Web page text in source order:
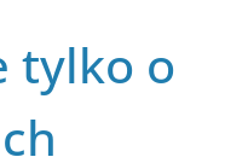
tylko o